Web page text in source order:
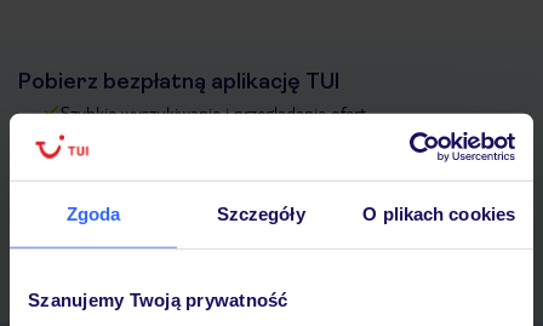
Zgoda Szczegóły O plikach cookies
Szanujemy Twoją prywatność
Pobierz bezpłatną aplikację TUI
Szybkie wyszukiwanie i przeglądanie ofert
Lista ulubionych ofert i możliwość ich udostępniania
myTUI